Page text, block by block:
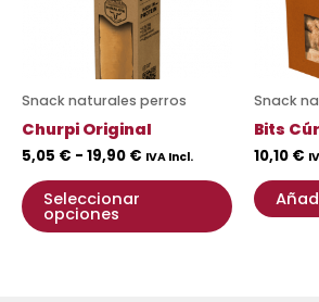
Snack naturales perros
Churpi Original
5,05 € - 19,90 € IVA Incl.
Seleccionar
opciones
opciones
página
de
Snack
Bits
10,10 €